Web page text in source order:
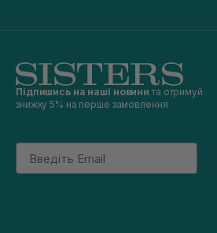
Підпишись на наші новини та отримуй
знижку 5% на перше замовлення
Email